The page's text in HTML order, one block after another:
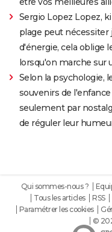
Sergio Lopez Lopez,
plage peut nécessiter
d'énergie, cela oblige
lorsqu'on marche sur
Selon la psychologie,
souvenirs de
seulement par
de réguler leur
Qui sommes-nous ?
Tous les articles
RSS
Paramétrer les cookies
©